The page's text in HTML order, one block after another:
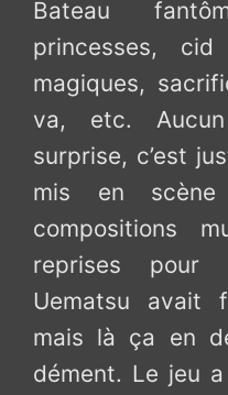
Bateau
princesses,
magiques,
va, etc.
surprise, c’est
mis en
compositions
reprises pour
Uematsu avait
mais là ça en
dément. Le jeu